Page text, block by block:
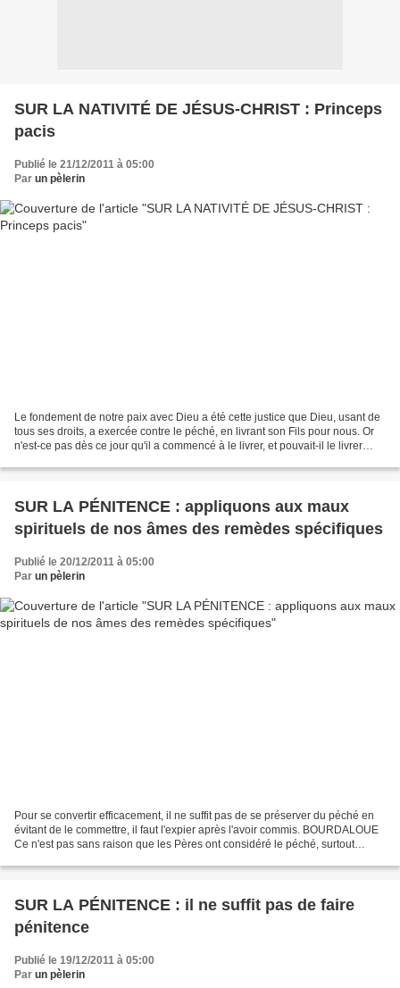
SUR LA NATIVITÉ DE JÉSUS-CHRIST : Princeps
pacis
Publié le 21/12/2011 à 05:00
Par un pèlerin
Le fondement de notre paix avec Dieu a été cette justice que Dieu, usant de
tous ses droits, a exercée contre le péché, en livrant son Fils pour nous. Or
n'est-ce pas dès ce jour qu'il a commencé à le livrer, et pouvait-il le livrer
SUR LA PÉNITENCE : appliquons aux maux
spirituels de nos âmes des remèdes spécifiques
Publié le 20/12/2011 à 05:00
Par un pèlerin
Pour se convertir efficacement, il ne suffit pas de se préserver du péché en
évitant de le commettre, il faut l'expier après l'avoir commis. BOURDALOUE
Ce n'est pas sans raison que les Pères ont considéré le péché, surtout
SUR LA PÉNITENCE : il ne suffit pas de faire
pénitence
Publié le 19/12/2011 à 05:00
Par un pèlerin